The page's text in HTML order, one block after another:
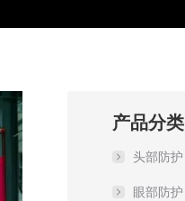
产品分类
头部防护
眼部防护